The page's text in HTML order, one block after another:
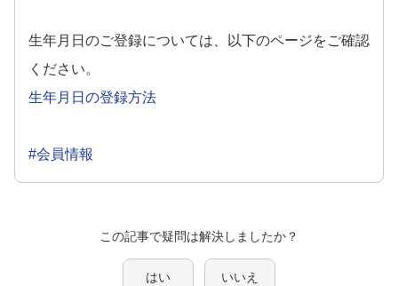
生年月日のご登録については、以下のページをご確認
ください。
生年月日の登録方法
#会員情報
この記事で疑問は解決しましたか？
はい いいえ